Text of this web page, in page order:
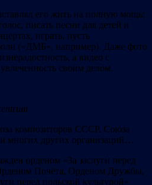
его жить на полную мощь:
писать песни для детей и
играть, пусть
(«ДМБ», например). Даже фото
а видео с
своим делом.
композиторов СССР, Союза
многих других организаций…
орденом «За заслуги перед
Почёта, Орденом Дружбы,
перед польской культурой»